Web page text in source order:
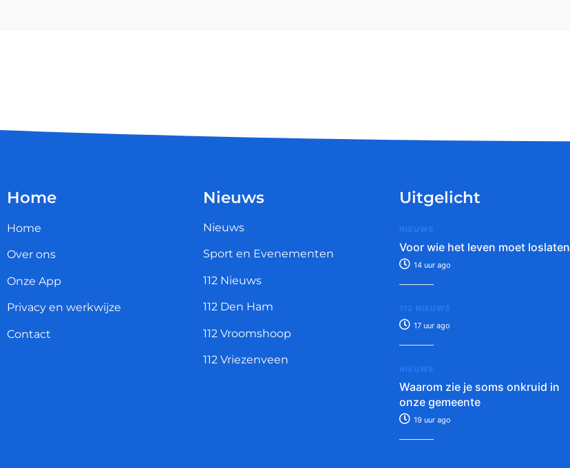
Home
Home
Over ons
Onze App
Privacy en werkwijze
Contact
Nieuws
Nieuws
Sport en Evenementen
112 Nieuws
112 Den Ham
112 Vroomshoop
112 Vriezenveen
Uitgelicht
NIEUWS
Voor wie het leven moet loslaten
14 uur ago
112 NIEUWS
17 uur ago
NIEUWS
Waarom zie je soms onkruid in
onze gemeente
19 uur ago